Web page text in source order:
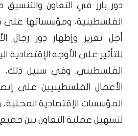
دور بارز في التعاون
الفلسطينية، ومؤسساتها على
أجل تعزيز وإظهار دور رجال
للتأثير على الأوجه
الفلسطيني. وفي سبيل
الأعمال الفلسطينيين على
المؤسسات الإقتصادية المحلية،
لتسهيل عملية التعاون بين